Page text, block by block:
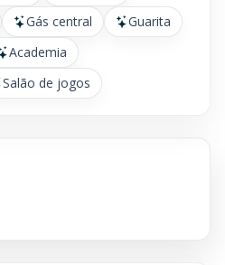
Gás central
Guarita
Academia
Salão de jogos